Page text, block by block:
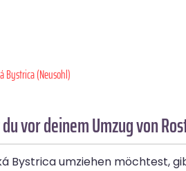
Bystrica (Neusohl)
vor deinem Umzug von
Bystrica umziehen möchtest,